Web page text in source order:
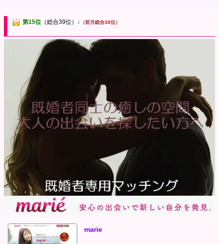
第15位 （総合39位） ↓ （前月総合38位）
marie